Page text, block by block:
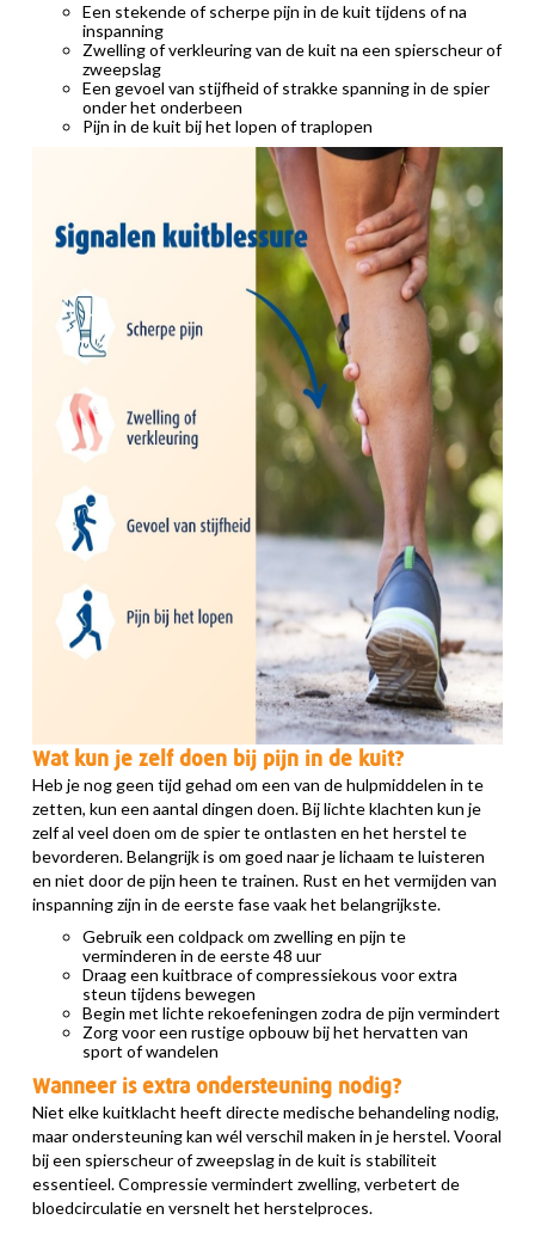
Een stekende of scherpe pijn in de kuit tijdens of na
inspanning
Zwelling of verkleuring van de kuit na een spierscheur of
zweepslag
Een gevoel van stijfheid of strakke spanning in de spier
onder het onderbeen
Pijn in de kuit bij het lopen of traplopen
Wat kun je zelf doen bij pijn in de kuit?
Heb je nog geen tijd gehad om een van de hulpmiddelen in te
zetten, kun een aantal dingen doen. Bij lichte klachten kun je
zelf al veel doen om de spier te ontlasten en het herstel te
bevorderen. Belangrijk is om goed naar je lichaam te luisteren
en niet door de pijn heen te trainen. Rust en het vermijden van
inspanning zijn in de eerste fase vaak het belangrijkste.
Gebruik een coldpack om zwelling en pijn te
verminderen in de eerste 48 uur
Draag een kuitbrace of compressiekous voor extra
steun tijdens bewegen
Begin met lichte rekoefeningen zodra de pijn vermindert
Zorg voor een rustige opbouw bij het hervatten van
sport of wandelen
Wanneer is extra ondersteuning nodig?
Niet elke kuitklacht heeft directe medische behandeling nodig,
maar ondersteuning kan wél verschil maken in je herstel. Vooral
bij een spierscheur of zweepslag in de kuit is stabiliteit
essentieel. Compressie vermindert zwelling, verbetert de
bloedcirculatie en versnelt het herstelproces.